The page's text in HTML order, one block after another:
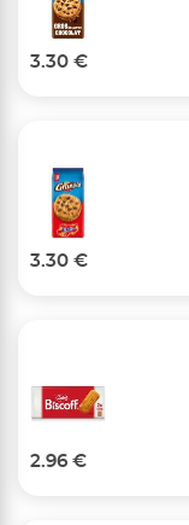
3.30 €
3.30 €
2.96 €